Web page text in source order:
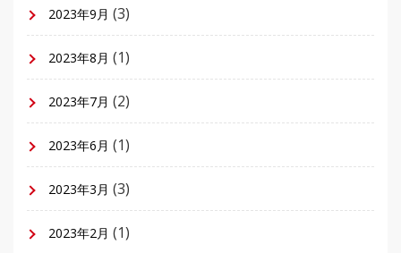
2023年9月 (3)
2023年8月 (1)
2023年7月 (2)
2023年6月 (1)
2023年3月 (3)
2023年2月 (1)